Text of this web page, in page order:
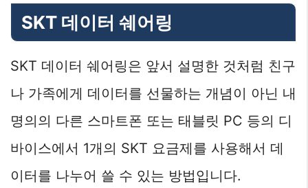
SKT 데이터 쉐어링
SKT 데이터 쉐어링은 앞서 설명한 것처럼 친구
나 가족에게 데이터를 선물하는 개념이 아닌 내
명의의 다른 스마트폰 또는 태블릿 PC 등의 디
바이스에서 1개의 SKT 요금제를 사용해서 데
이터를 나누어 쓸 수 있는 방법입니다.